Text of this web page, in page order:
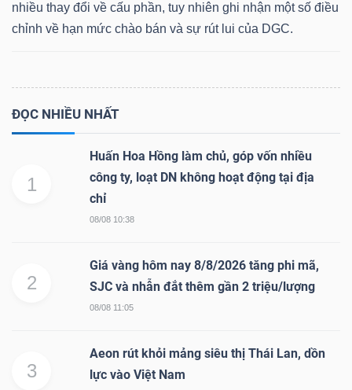
nhiều thay đổi về cấu phần, tuy nhiên ghi nhận một số điều
chỉnh về hạn mức chào bán và sự rút lui của DGC.
ĐỌC NHIỀU NHẤT
1
Huấn Hoa Hồng làm chủ, góp vốn nhiều
công ty, loạt DN không hoạt động tại địa
chỉ
08/08 10:38
2
Giá vàng hôm nay 8/8/2026 tăng phi mã,
SJC và nhẫn đắt thêm gần 2 triệu/lượng
08/08 11:05
3
Aeon rút khỏi mảng siêu thị Thái Lan, dồn
lực vào Việt Nam
chính
Dữ
liệu
chính